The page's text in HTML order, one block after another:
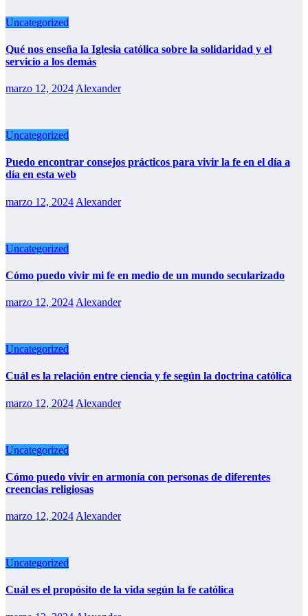
Uncategorized
Qué nos enseña la Iglesia católica sobre la solidaridad y el
servicio a los demás
marzo 12, 2024 Alexander
Uncategorized
Puedo encontrar consejos prácticos para vivir la fe en el día a
día en esta web
marzo 12, 2024 Alexander
Uncategorized
Cómo puedo vivir mi fe en medio de un mundo secularizado
marzo 12, 2024 Alexander
Uncategorized
Cuál es la relación entre ciencia y fe según la doctrina católica
marzo 12, 2024 Alexander
Uncategorized
Cómo puedo vivir en armonía con personas de diferentes
creencias religiosas
marzo 12, 2024 Alexander
Uncategorized
Cuál es el propósito de la vida según la fe católica